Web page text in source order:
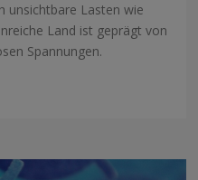
unsichtbare Lasten wie
Land ist geprägt von
Spannungen.